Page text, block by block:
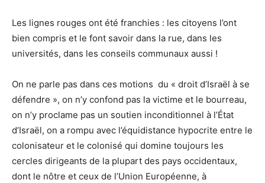
Les lignes rouges ont été franchies : les citoyens l’ont
bien compris et le font savoir dans la rue, dans les
universités, dans les conseils communaux aussi !
On ne parle pas dans ces motions du « droit d’Israël à se
défendre », on n’y confond pas la victime et le bourreau,
on n’y proclame pas un soutien inconditionnel à l’État
d’Israël, on a rompu avec l’équidistance hypocrite entre le
colonisateur et le colonisé qui domine toujours les
cercles dirigeants de la plupart des pays occidentaux,
dont le nôtre et ceux de l’Union Européenne, à